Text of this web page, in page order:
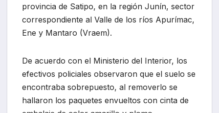
provincia de Satipo, en la región Junín, sector
correspondiente al Valle de los ríos Apurímac,
Ene y Mantaro (Vraem).
De acuerdo con el Ministerio del Interior, los
efectivos policiales observaron que el suelo se
encontraba sobrepuesto, al removerlo se
hallaron los paquetes envueltos con cinta de